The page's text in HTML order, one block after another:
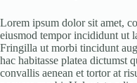
Lorem ipsum dolor sit amet,
eiusmod tempor incididunt ut
Fringilla ut morbi tincidunt
hac habitasse platea dictumst
convallis aenean et tortor at